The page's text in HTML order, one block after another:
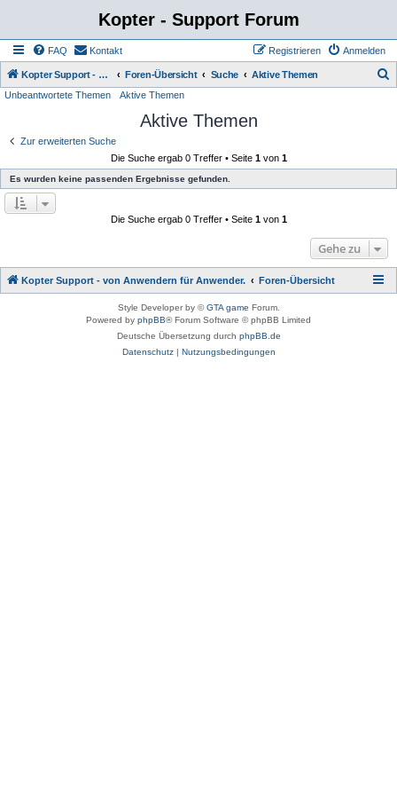
Kopter - Support Forum
FAQ Kontakt Anmelden
Registrieren
Kopter Support - von Anwendern für Anwender. Foren-Übersicht Suche Aktive Themen
Unbeantwortete Themen Aktive Themen
Aktive Themen
Zur erweiterten Suche
Die Suche ergab 0 Treffer • Seite 1von 1
Es wurden keine passenden Ergebnisse gefunden.
Die Suche ergab 0 Treffer • Seite 1von 1
Gehe zu
Kopter Support - von Anwendern für Anwender. Foren-Übersicht
Style Developer by ©GTA game Forum.
Powered by phpBB® Forum Software © phpBB Limited
Deutsche Übersetzung durch phpBB.de
Datenschutz| Nutzungsbedingungen